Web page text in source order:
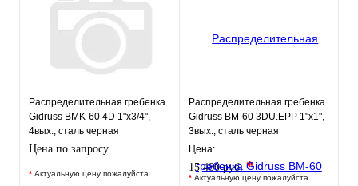
Распределительная гребенка
Gidruss BMK-60 4D 1"х3/4",
4вых., сталь черная
Цена по запросу
* Актуальную цену пожалуйста
Распределительная гребенка
Gidruss BM-60 3DU.EPP 1"х1",
3вых., сталь черная
Цена:
15 480 руб. *
* Актуальную цену пожалуйста